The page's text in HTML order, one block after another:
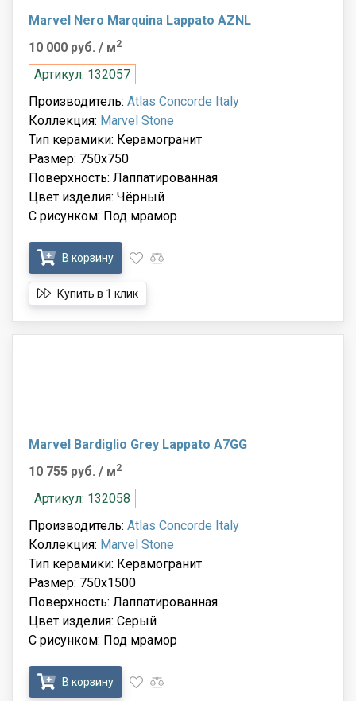
Marvel Nero Marquina Lappato AZNL
10 000 руб. / м2
Артикул: 132057
Производитель: Atlas Concorde Italy
Коллекция: Marvel Stone
Тип керамики: Керамогранит
Размер: 750x750
Поверхность: Лаппатированная
Цвет изделия: Чёрный
С рисунком: Под мрамор
В корзину
Купить в 1 клик
Marvel Bardiglio Grey Lappato A7GG
10 755 руб. / м2
Артикул: 132058
Производитель: Atlas Concorde Italy
Коллекция: Marvel Stone
Тип керамики: Керамогранит
Размер: 750x1500
Поверхность: Лаппатированная
Цвет изделия: Серый
С рисунком: Под мрамор
В корзину